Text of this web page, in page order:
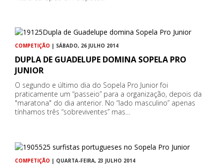
COMPETIÇÃO | SÁBADO, 26 JULHO 2014
DUPLA DE GUADELUPE DOMINA SOPELA PRO
JUNIOR
O segundo e último dia do Sopela Pro Junior foi
praticamente um “passeio” para a organização, depois da
"maratona" do dia anterior. No “lado masculino” apenas
tínhamos três “sobreviventes” mas…
COMPETIÇÃO | QUARTA-FEIRA, 23 JULHO 2014